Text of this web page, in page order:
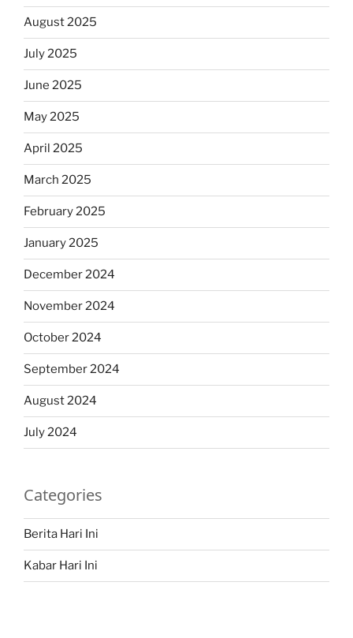
August 2025
July 2025
June 2025
May 2025
April 2025
March 2025
February 2025
January 2025
December 2024
November 2024
October 2024
September 2024
August 2024
July 2024
Categories
Berita Hari Ini
Kabar Hari Ini